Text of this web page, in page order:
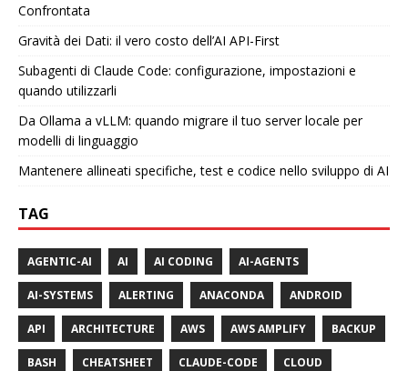
Confrontata
Gravità dei Dati: il vero costo dell’AI API-First
Subagenti di Claude Code: configurazione, impostazioni e
quando utilizzarli
Da Ollama a vLLM: quando migrare il tuo server locale per
modelli di linguaggio
Mantenere allineati specifiche, test e codice nello sviluppo di AI
TAG
AGENTIC-AI AI AI CODING AI-AGENTS
AI-SYSTEMS ALERTING ANACONDA ANDROID
API ARCHITECTURE AWS AWS AMPLIFY BACKUP
BASH CHEATSHEET CLAUDE-CODE CLOUD